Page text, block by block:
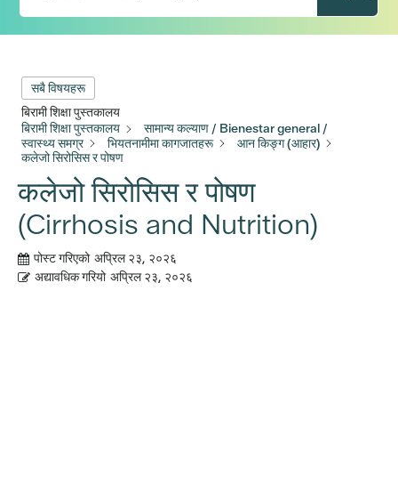
सबै विषयहरू
बिरामी शिक्षा पुस्तकालय
बिरामी शिक्षा पुस्तकालय
सामान्य कल्याण / Bienestar general /
स्वास्थ्य समग्र
भियतनामीमा कागजातहरू
आन किङ्ग (आहार)
कलेजो सिरोसिस र पोषण
कलेजो सिरोसिस र पोषण
(Cirrhosis and Nutrition)
पोस्ट गरिएको अप्रिल २३, २०२६
अद्यावधिक गरियो अप्रिल २३, २०२६